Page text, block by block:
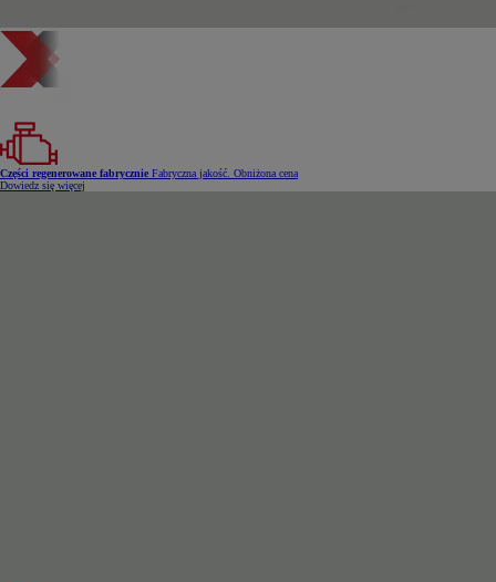
Części regenerowane fabrycznie Fabryczna jakość. Obniżona cena
Dowiedz się więcej